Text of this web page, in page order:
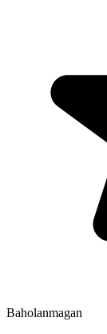
Baholanmagan